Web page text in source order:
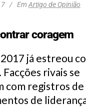
Em Artigo de Opinião
coragem
2017 já estreou
rivais se
com registros
de